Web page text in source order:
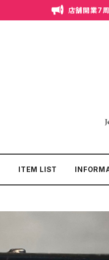
店舗開業7
ITEM LIST